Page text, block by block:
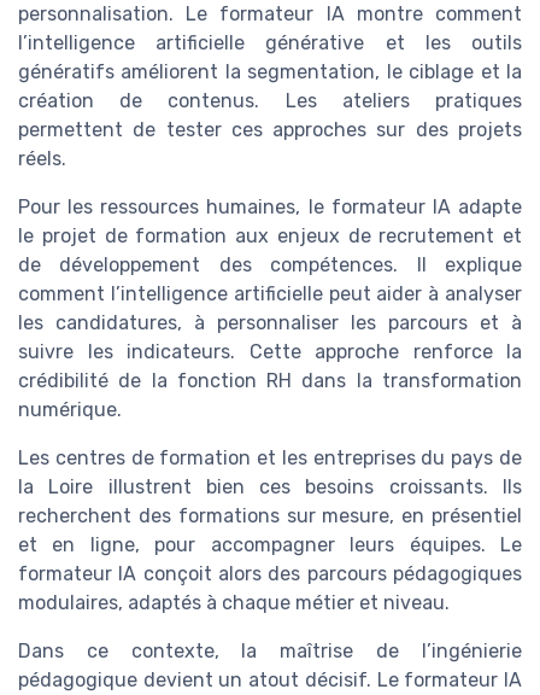
personnalisation. Le formateur IA montre comment
l’intelligence artificielle générative et les outils
génératifs améliorent la segmentation, le ciblage et la
création de contenus. Les ateliers pratiques
permettent de tester ces approches sur des projets
réels.
Pour les ressources humaines, le formateur IA adapte
le projet de formation aux enjeux de recrutement et
de développement des compétences. Il explique
comment l’intelligence artificielle peut aider à analyser
les candidatures, à personnaliser les parcours et à
suivre les indicateurs. Cette approche renforce la
crédibilité de la fonction RH dans la transformation
numérique.
Les centres de formation et les entreprises du pays de
la Loire illustrent bien ces besoins croissants. Ils
recherchent des formations sur mesure, en présentiel
et en ligne, pour accompagner leurs équipes. Le
formateur IA conçoit alors des parcours pédagogiques
modulaires, adaptés à chaque métier et niveau.
Dans ce contexte, la maîtrise de l’ingénierie
pédagogique devient un atout décisif. Le formateur IA